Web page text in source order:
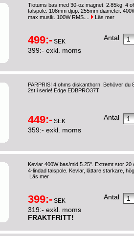
Tiotums bas med 30-oz magnet. 2.85kg. 4
talspole. 108mm djup. 255mm diameter.
max musik. 100W RMS....
Läs mer
499:- SEK
399:- exkl. moms
Antal
PARPRIS! 4 ohms diskanthorn. Behöver du
2st i serie! Edge EDBPRO37T
449:- SEK
359:- exkl. moms
Antal
Kevlar 400W bas/mid 5.25". Extremt stor 20
4-lindad talspole. Kevlar, lättare starkare,
Läs mer
399:- SEK
319:- exkl. moms
FRAKTFRITT!
Antal